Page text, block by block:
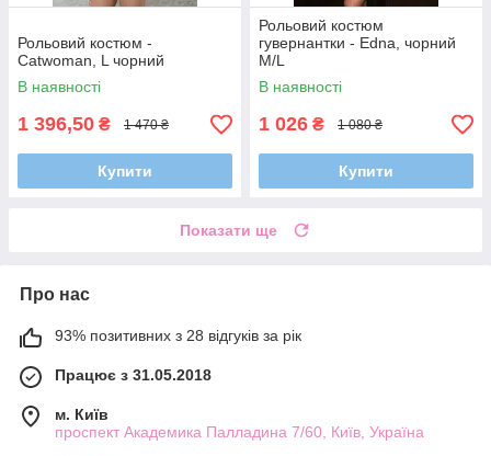
Рольовий костюм -
Catwoman, L чорний
В наявності
1 396,50 ₴ 1 470 ₴
Купити
Рольовий костюм
гувернантки - Edna, чорний
M/L
В наявності
1 026 ₴ 1 080 ₴
Купити
Показати ще
Про нас
93% позитивних з 28 відгуків за рік
Працює з 31.05.2018
м. Київ
проспект Академика Палладина 7/60, Київ, Україна